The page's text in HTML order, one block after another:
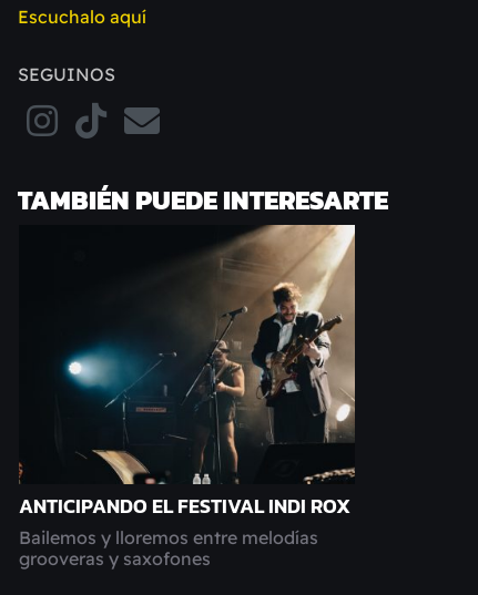
Escuchalo aquí
SEGUINOS
TAMBIÉN PUEDE INTERESARTE
ANTICIPANDO EL FESTIVAL INDI ROX
Bailemos y lloremos entre melodías
grooveras y saxofones